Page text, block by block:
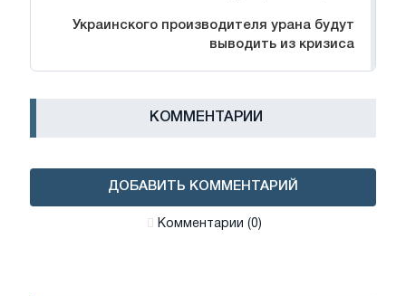
Украинского производителя урана будут
выводить из кризиса
КОММЕНТАРИИ
ДОБАВИТЬ КОММЕНТАРИЙ
Комментарии (0)